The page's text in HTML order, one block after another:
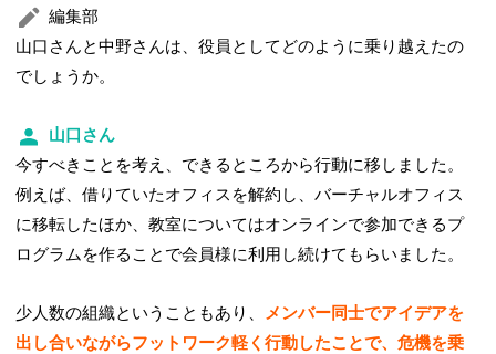
編集部
山口さんと中野さんは、役員としてどのように乗り越えたの
でしょうか。
山口さん
今すべきことを考え、できるところから行動に移しました。
例えば、借りていたオフィスを解約し、バーチャルオフィス
に移転したほか、教室についてはオンラインで参加できるプ
ログラムを作ることで会員様に利用し続けてもらいました。
少人数の組織ということもあり、 メンバー同士でアイデアを
出し合いながらフットワーク軽く行動したことで、危機を乗